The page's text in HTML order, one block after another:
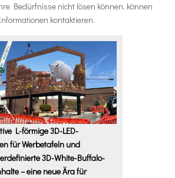
Bedürfnisse nicht lösen können, können
kontaktieren.
L-förmige 3D-LED-
für Werbetafeln und
3D-White-Buffalo-
– eine neue Ära für